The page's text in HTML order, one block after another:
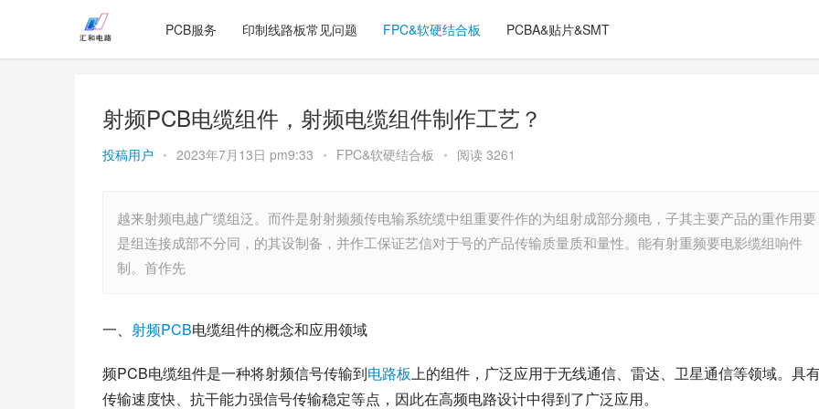
PCB服务 印制线路板常见问题 FPC&软硬结合板 PCBA&贴片&SMT
射频PCB电缆组件，射频电缆组件制作工艺？
投稿用户 • 2023年7月13日 pm9:33 • FPC&软硬结合板 • 阅读 3261
越来射频电越广缆组泛。而件是射射频频传电输系统缆中组重要件作的为组射成部分频电，子其主要产品的重作用要
是组连接成部不分同，的其设制备，并作工保证艺信对于号的产品传输质量质和量性。能有射重频要电影缆组响件
制。首作先
一、 射频PCB电缆组件的概念和应用领域
频PCB电缆组件是一种将射频信号传输到电路板上的组件，广泛应用于无线通信、雷达、卫星通信等领域。具
传输速度快、抗干能力强信号传输稳定等点，因此在高频电路设计中得到了广泛应用。